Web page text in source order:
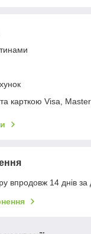
карткою Visa,
впродовж 14 днів за